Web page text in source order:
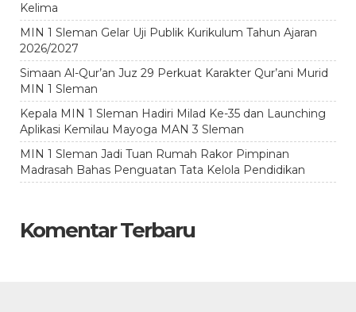
Kelima
MIN 1 Sleman Gelar Uji Publik Kurikulum Tahun Ajaran
2026/2027
Simaan Al-Qur’an Juz 29 Perkuat Karakter Qur’ani Murid
MIN 1 Sleman
Kepala MIN 1 Sleman Hadiri Milad Ke-35 dan Launching
Aplikasi Kemilau Mayoga MAN 3 Sleman
MIN 1 Sleman Jadi Tuan Rumah Rakor Pimpinan
Madrasah Bahas Penguatan Tata Kelola Pendidikan
Komentar Terbaru